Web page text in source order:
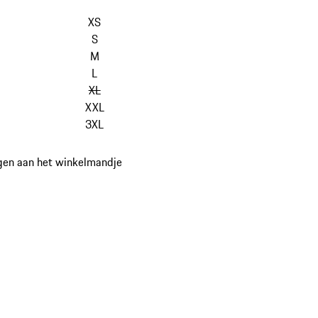
XS
S
M
L
XL
XXL
3XL
aan het winkelmandje